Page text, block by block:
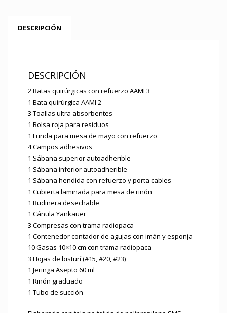
DESCRIPCIÓN
DESCRIPCIÓN
2 Batas quirúrgicas con refuerzo AAMI 3
1 Bata quirúrgica AAMI 2
3 Toallas ultra absorbentes
1 Bolsa roja para residuos
1 Funda para mesa de mayo con refuerzo
4 Campos adhesivos
1 Sábana superior autoadherible
1 Sábana inferior autoadherible
1 Sábana hendida con refuerzo y porta cables
1 Cubierta laminada para mesa de riñón
1 Budinera desechable
1 Cánula Yankauer
3 Compresas con trama radiopaca
1 Contenedor contador de agujas con imán y esponja
10 Gasas 10×10 cm con trama radiopaca
3 Hojas de bisturí (#15, #20, #23)
1 Jeringa Asepto 60 ml
1 Riñón graduado
1 Tubo de succión